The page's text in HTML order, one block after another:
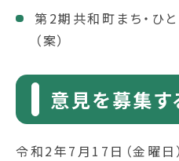
第2期共和町まち・ひ
（案）
意見を募集す
令和2年7月17日（金曜日